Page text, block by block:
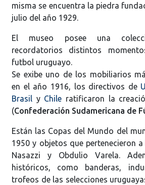
misma se encuentra la piedra
julio del año 1929.
El museo posee una
recordatorios distintos
futbol uruguayo.
Se exibe uno de los mobiliarios
en el año 1916, los directivos de
Brasil y Chile ratificaron la
(Confederación Sudamericana de
Están las Copas del Mundo del
1950 y objetos que pertenecieron
Nasazzi y Obdulio Varela.
históricos, como banderas,
trofeos de las selecciones